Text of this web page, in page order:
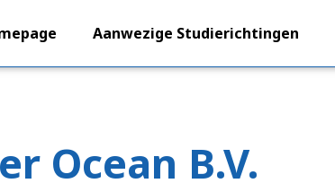
Aanwezige Studierichtingen
Ocean B.V.